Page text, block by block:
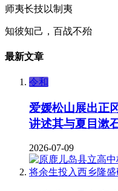
师夷长技以制夷
知彼知己，百战不殆
最新文章
令和
爱媛松山展出正
讲述其与夏目漱
2026-07-09